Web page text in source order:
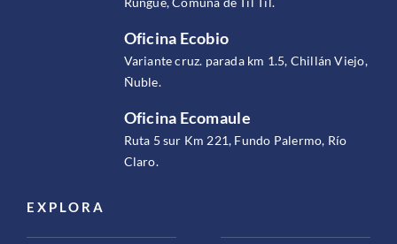
Oficina Ecobio
Variante cruz. parada km 1.5, Chillán Viejo,
Ñuble.
Oficina Ecomaule
Ruta 5 sur Km 221, Fundo Palermo, Río
Claro.
EXPLORA